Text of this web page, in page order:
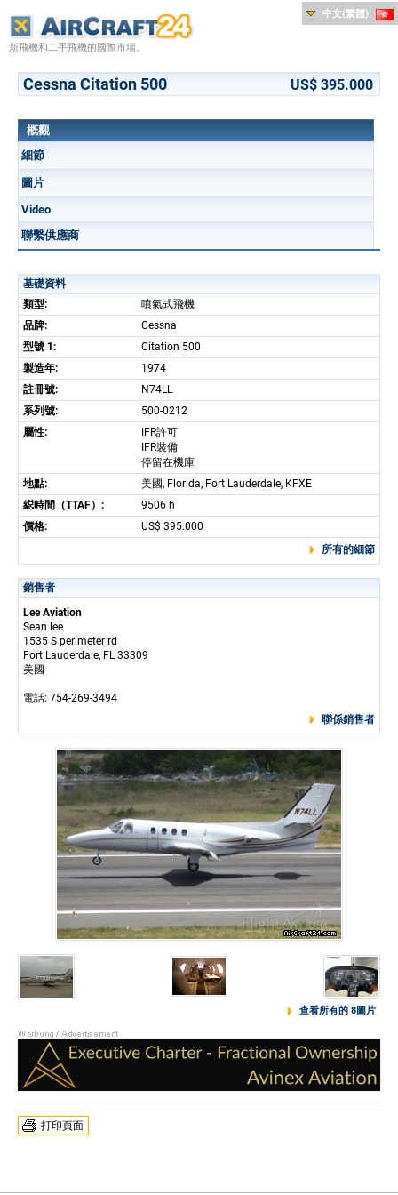
新飛機和二手飛機的國際市場。
中文(繁體)
Cessna Citation 500 US$ 395.000
概觀
細節
圖片
Video
聯繫供應商
基礎資料
類型:
噴氣式飛機
品牌:
Cessna
型號 1:
Citation 500
製造年:
1974
註冊號:
N74LL
系列號:
500-0212
屬性:
IFR許可
IFR裝備
停留在機庫
地點:
美國, Florida, Fort Lauderdale, KFXE
縂時間（TTAF）:
9506 h
價格:
US$ 395.000
所有的細節
銷售者
Lee Aviation
Sean lee
1535 S perimeter rd
Fort Lauderdale, FL 33309
美國
電話: 754-269-3494
聯係銷售者
查看所有的 8圖片
打印頁面